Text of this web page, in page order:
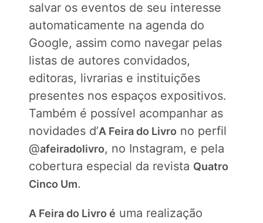
salvar os eventos de seu interesse
automaticamente na agenda do
Google, assim como navegar pelas
listas de autores convidados,
editoras, livrarias e instituições
presentes nos espaços expositivos.
Também é possível acompanhar as
novidades d’A Feira do Livro no perfil
@afeiradolivro, no Instagram, e pela
cobertura especial da revista Quatro
Cinco Um.
A Feira do Livro é uma realização